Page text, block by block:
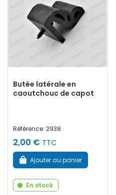
Butée latérale en
caoutchouc de capot
Référence: 2938
2,00 € TTC
Ajouter au panier
En stock